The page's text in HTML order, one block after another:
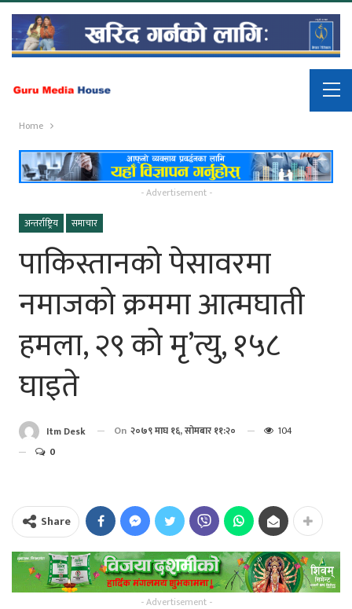
Home
- Advertisement -
अन्तर्राष्ट्रिय
समाचार
पाकिस्तानको पेसावरमा
नमाजको क्रममा आत्मघाती
हमला, २९ को मृ’त्यु, १५८
घाइते
Itm Desk On २०७९ माघ १६, सोमबार ११:२०
104
0
Share
- Advertisement -